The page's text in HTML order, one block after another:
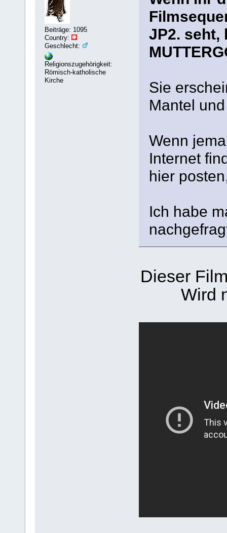
Beiträge: 1095
Country:
Geschlecht:
Religionszugehörigkeit:
Römisch-katholische
Kirche
JP2. seht,
Sie
Mantel
Wenn
Internet
hier
Ich habe
Dieser
Wird